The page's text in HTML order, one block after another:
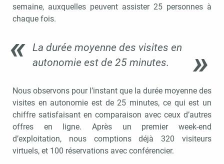
semaine, auxquelles peuvent assister 25 personnes à
chaque fois.
La durée moyenne des visites en
autonomie est de 25 minutes.
Nous observons pour l’instant que la durée moyenne des
visites en autonomie est de 25 minutes, ce qui est un
chiffre satisfaisant en comparaison avec ceux d’autres
offres en ligne. Après un premier week-end
d’exploitation, nous comptions déjà 320 visiteurs
virtuels, et 100 réservations avec conférencier.